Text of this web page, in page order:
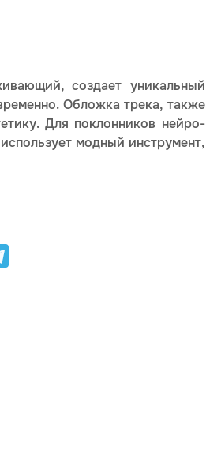
создает уникальный
Обложка трека, также
Для поклонников нейро-
модный инструмент,